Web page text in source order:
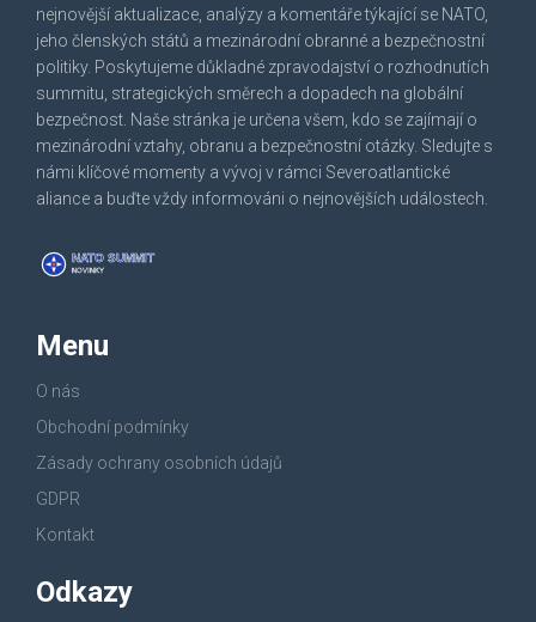
nejnovější aktualizace, analýzy a komentáře týkající se NATO,
jeho členských států a mezinárodní obranné a bezpečnostní
politiky. Poskytujeme důkladné zpravodajství o rozhodnutích
summitu, strategických směrech a dopadech na globální
bezpečnost. Naše stránka je určena všem, kdo se zajímají o
mezinárodní vztahy, obranu a bezpečnostní otázky. Sledujte s
námi klíčové momenty a vývoj v rámci Severoatlantické
aliance a buďte vždy informováni o nejnovějších událostech.
Menu
O nás
Obchodní podmínky
Zásady ochrany osobních údajů
GDPR
Kontakt
Odkazy